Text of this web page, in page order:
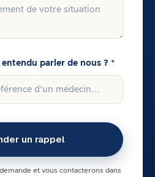
parler de nous ? *
et vous contacterons dans